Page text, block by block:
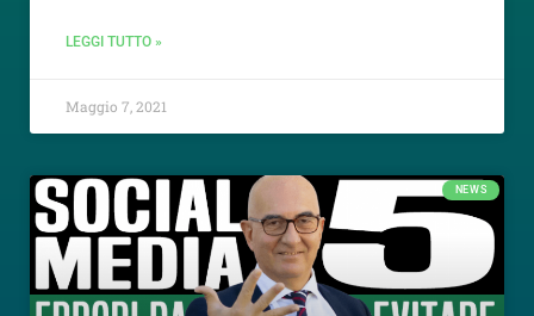
LEGGI TUTTO »
Maggio 7, 2021
NEWS